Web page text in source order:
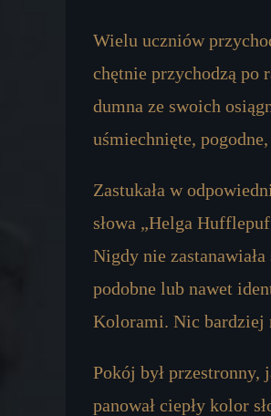
Wielu uczniów
chętnie przychodzą po
dumna ze swoich
uśmiechnięte,
Zastukała w
słowa „Helga
Nigdy nie
podobne lub nawet
Kolorami. Nic bardziej
Pokój był
panował ciepły kolor